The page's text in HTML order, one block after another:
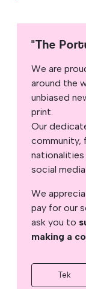
"The
We are
around the
unbiased
print.
Our
community,
nationalities
social
We
pay for our
ask you to
making a
Tek